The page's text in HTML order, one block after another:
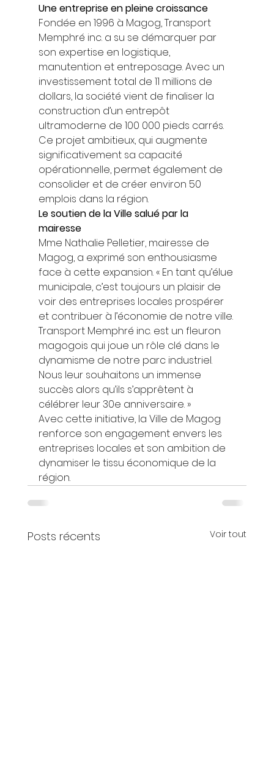
Une entreprise en pleine croissance
Fondée en 1996 à Magog, Transport
Memphré inc. a su se démarquer par
son expertise en logistique,
manutention et entreposage. Avec un
investissement total de 11 millions de
dollars, la société vient de finaliser la
construction d’un entrepôt
ultramoderne de 100 000 pieds carrés.
Ce projet ambitieux, qui augmente
significativement sa capacité
opérationnelle, permet également de
consolider et de créer environ 50
emplois dans la région.
Le soutien de la Ville salué par la
mairesse
Mme Nathalie Pelletier, mairesse de
Magog, a exprimé son enthousiasme
face à cette expansion. « En tant qu’élue
municipale, c’est toujours un plaisir de
voir des entreprises locales prospérer
et contribuer à l’économie de notre ville.
Transport Memphré inc. est un fleuron
magogois qui joue un rôle clé dans le
dynamisme de notre parc industriel.
Nous leur souhaitons un immense
succès alors qu’ils s’apprêtent à
célébrer leur 30e anniversaire. »
Avec cette initiative, la Ville de Magog
renforce son engagement envers les
entreprises locales et son ambition de
dynamiser le tissu économique de la
région.
Posts récents Voir tout